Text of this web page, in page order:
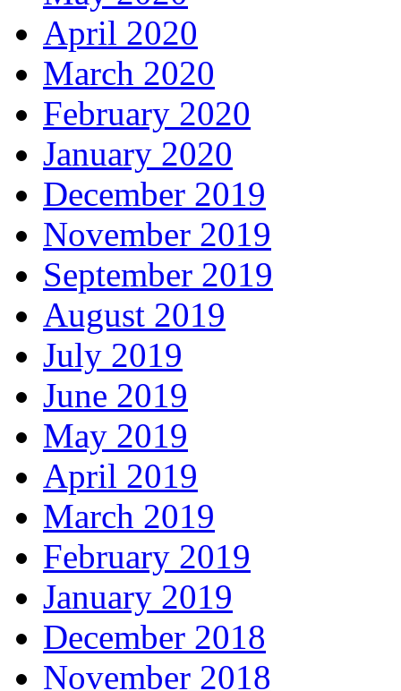
April 2020
March 2020
February 2020
January 2020
December 2019
November 2019
September 2019
August 2019
July 2019
June 2019
May 2019
April 2019
March 2019
February 2019
January 2019
December 2018
November 2018